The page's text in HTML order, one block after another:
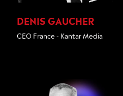
DENIS GAUCHER
CEO France - Kantar Media